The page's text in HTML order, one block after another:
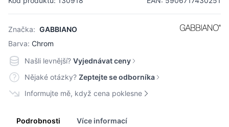
Značka: GABBIANO
Barva: Chrom
Našli levnější? Vyjednávat ceny
Nějaké otázky? Zeptejte se odborníka
Informujte mě, když cena poklesne
Podrobnosti Více informací